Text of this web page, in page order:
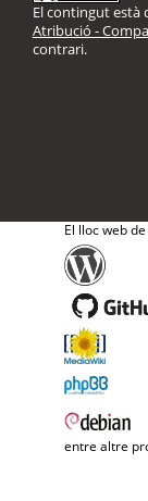
El contingut està
Atribució -
contrari.
El lloc web
entre altre